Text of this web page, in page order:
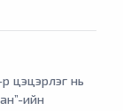
цэцэрлэг нь
ийн